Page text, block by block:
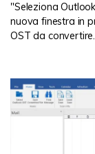
"Seleziona
nuova finestra in
OST da convertire.